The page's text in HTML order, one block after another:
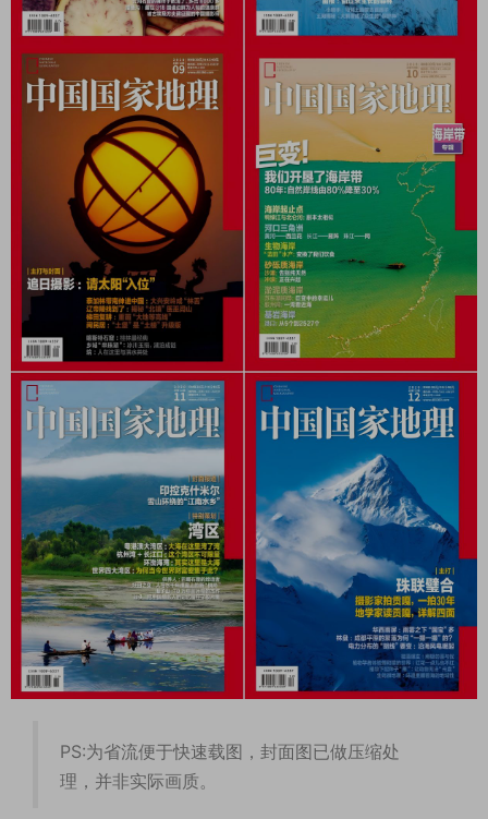
PS:为省流便于快速载图，封面图已做压缩处
理，并非实际画质。